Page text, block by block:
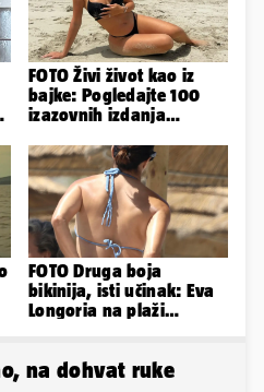
FOTO Živi život kao iz
bajke: Pogledajte 100
izazovnih izdanja
FOTO Druga boja
bikinija, isti učinak: Eva
Longoria na plaži
na dohvat ruke